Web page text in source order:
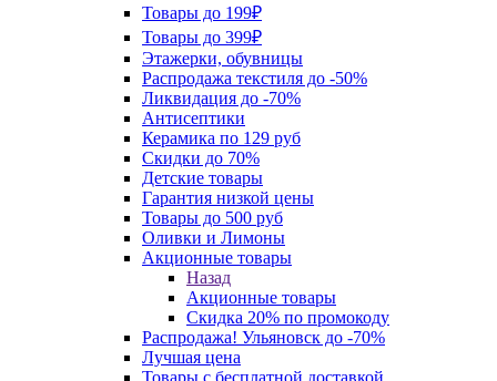
Товары до 199₽
Товары до 399₽
Этажерки, обувницы
Распродажа текстиля до -50%
Ликвидация до -70%
Антисептики
Керамика по 129 руб
Скидки до 70%
Детские товары
Гарантия низкой цены
Товары до 500 руб
Оливки и Лимоны
Акционные товары
Назад
Акционные товары
Скидка 20% по промокоду
Распродажа! Ульяновск до -70%
Лучшая цена
Товары с бесплатной доставкой